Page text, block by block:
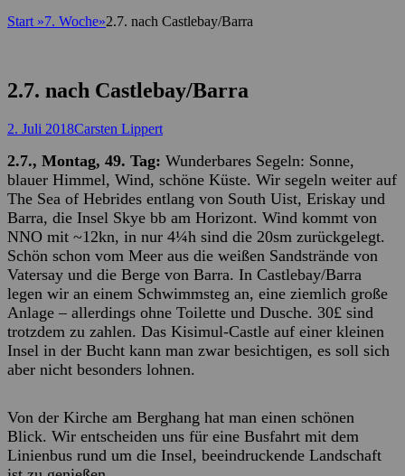
Start »7. Woche»2.7. nach Castlebay/Barra
2.7. nach Castlebay/Barra
Posted
2. Juli 2018Autor
Carsten Lippert
2.7., Montag, 49. Tag: Wunderbares Segeln: Sonne,
blauer Himmel, Wind, schöne Küste. Wir segeln weiter auf
The Sea of Hebrides entlang von South Uist, Eriskay und
Barra, die Insel Skye bb am Horizont. Wind kommt von
NNO mit ~12kn, in nur 4¼h sind die 20sm zurückgelegt.
Schön schon vom Meer aus die weißen Sandstrände von
Vatersay und die Berge von Barra. In Castlebay/Barra
legen wir an einem Schwimmsteg an, eine ziemlich große
Anlage – allerdings ohne Toilette und Dusche. 30£ sind
trotzdem zu zahlen. Das Kisimul-Castle auf einer kleinen
Insel in der Bucht kann man zwar besichtigen, es soll sich
aber nicht besonders lohnen.
Von der Kirche am Berghang hat man einen schönen
Blick. Wir entscheiden uns für eine Busfahrt mit dem
Linienbus rund um die Insel, beeindruckende Landschaft